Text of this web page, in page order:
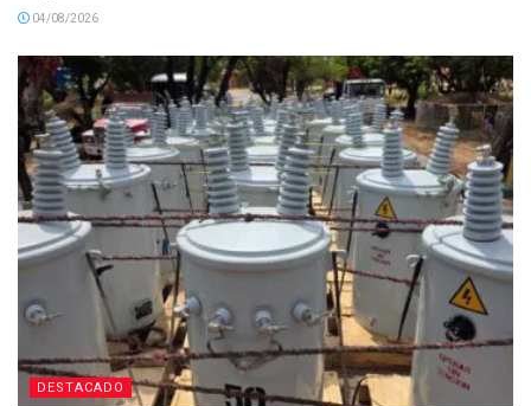
04/08/2026
DESTACADO